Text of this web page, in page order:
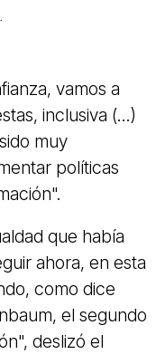
vamos a
inclusiva (...)
muy
políticas
que había
ahora, en esta
como dice
el segundo
deslizó el